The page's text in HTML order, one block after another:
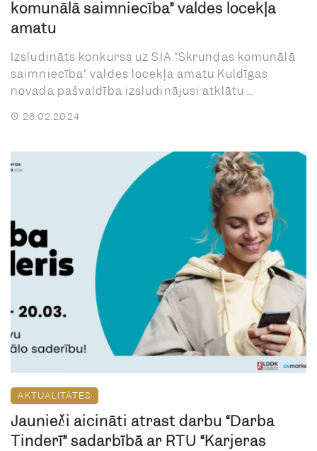
komunālā saimniecība” valdes locekļa
amatu
Izsludināts konkurss uz SIA “Skrundas komunālā
saimniecība” valdes locekļa amatu Kuldīgas
novada pašvaldība izsludinājusi atklātu ...
28.02.2024
AKTUALITĀTES
Jaunieši aicināti atrast darbu “Darba
Tinderī” sadarbībā ar RTU “Karjeras